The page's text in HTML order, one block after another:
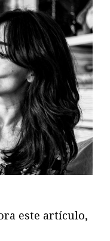
este artículo,